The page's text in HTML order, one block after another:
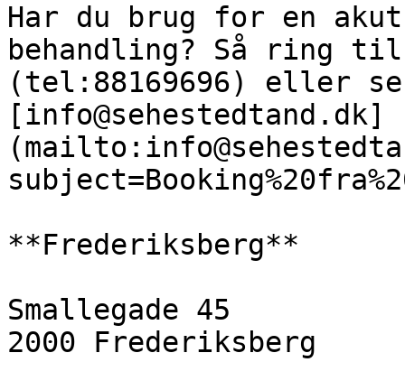
Har du brug for en
behandling? Så ring
(tel:88169696) eller
[info@sehestedtand.dk]
**Frederiksberg**
Smallegade 45
2000 Frederiksberg